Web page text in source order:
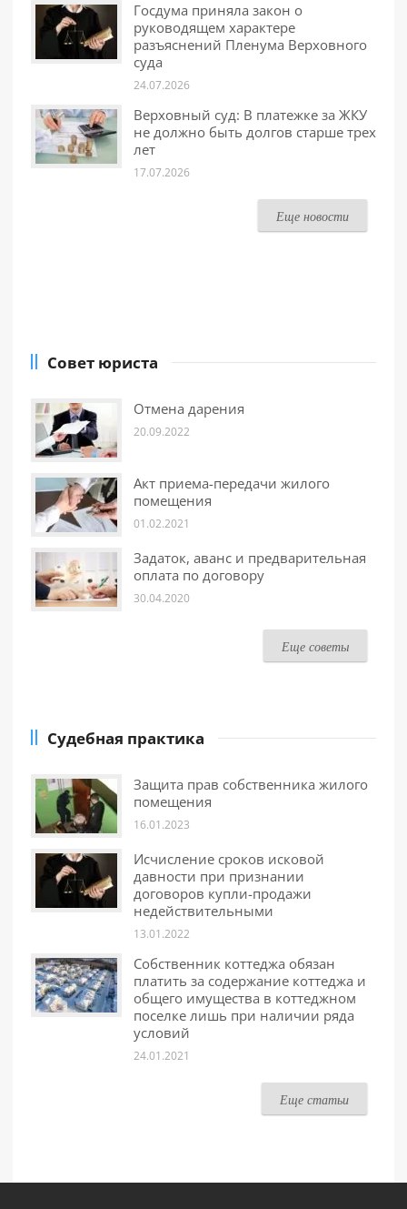
Госдума приняла закон о
руководящем характере
разъяснений Пленума Верховного
суда
24.07.2026
Верховный суд: В платежке за ЖКУ
не должно быть долгов старше трех
лет
17.07.2026
Еще новости
Совет юриста
Отмена дарения
20.09.2022
Акт приема-передачи жилого
помещения
01.02.2021
Задаток, аванс и предварительная
оплата по договору
30.04.2020
Еще советы
Судебная практика
Защита прав собственника жилого
помещения
16.01.2023
Исчисление сроков исковой
давности при признании
договоров купли-продажи
недействительными
13.01.2022
Собственник коттеджа обязан
платить за содержание коттеджа и
общего имущества в коттеджном
поселке лишь при наличии ряда
условий
24.01.2021
Еще статьи